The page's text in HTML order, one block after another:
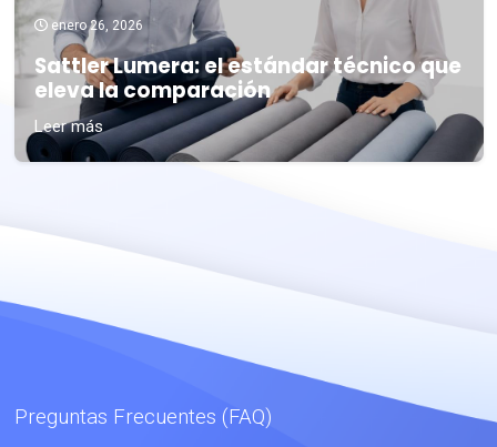
enero 26, 2026
Sattler Lumera: el estándar técnico que
eleva la comparación
Leer más
Preguntas Frecuentes (FAQ)